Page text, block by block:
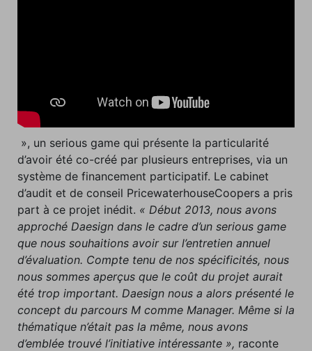
», un serious game qui présente la particularité
d’avoir été co-créé par plusieurs entreprises, via un
système de financement participatif. Le cabinet
d’audit et de conseil PricewaterhouseCoopers a pris
part à ce projet inédit. « Début 2013, nous avons
approché Daesign dans le cadre d’un serious game
que nous souhaitions avoir sur l’entretien annuel
d’évaluation. Compte tenu de nos spécificités, nous
nous sommes aperçus que le coût du projet aurait
été trop important. Daesign nous a alors présenté le
concept du parcours M comme Manager. Même si la
thématique n’était pas la même, nous avons
d’emblée trouvé l’initiative intéressante », raconte